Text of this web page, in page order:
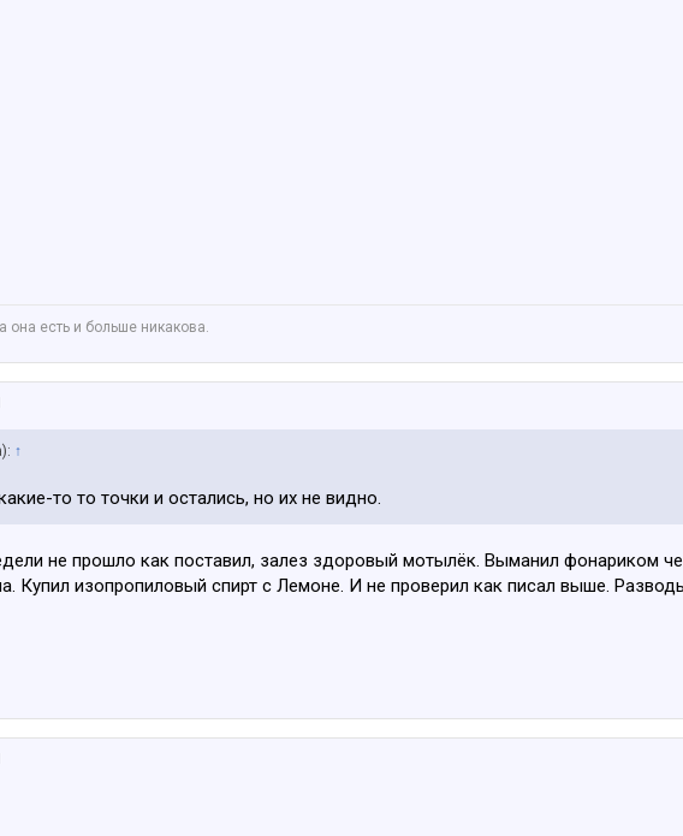
она есть и больше никакова.
↑
то то точки и остались, но их не видно.
не прошло как поставил, залез здоровый мотылёк. Выманил фонариком
Купил изопропиловый спирт с Лемоне. И не проверил как писал выше.